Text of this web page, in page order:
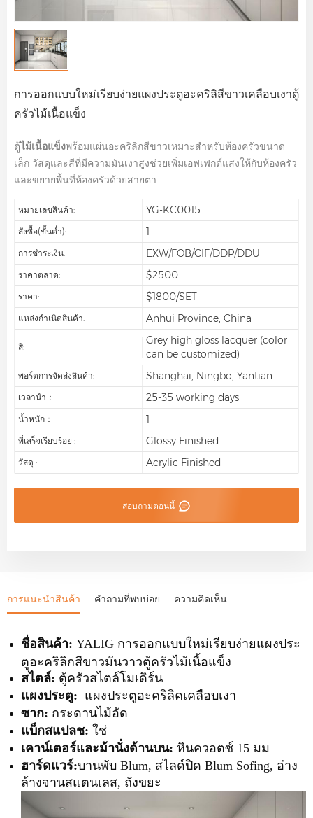
การออกแบบใหม่เรียบง่ายแผงประตูอะคริลิสีขาวเคลือบเงาตู้
ครัวไม้เนื้อแข็ง
ตู้ไม้เนื้อแข็งพร้อมแผ่นอะคริลิกสีขาวเหมาะสำหรับห้องครัวขนาด
เล็ก วัสดุและสีที่มีความมันเงาสูงช่วยเพิ่มเอฟเฟกต์แสงให้กับห้องครัว
และขยายพื้นที่ห้องครัวด้วยสายตา
หมายเลขสินค้า: YG-KC0015
สั่งซื้อ(ขั้นต่ำ): 1
การชำระเงิน: EXW/FOB/CIF/DDP/DDU
ราคาตลาด: $2500
ราคา: $1800/SET
แหล่งกำเนิดสินค้า: Anhui Province, China
สี:
Grey high gloss lacquer (color
can be customized)
พอร์ตการจัดส่งสินค้า: Shanghai, Ningbo, Yantian....
เวลานำ： 25-35 working days
น้ำหนัก： 1
ที่เสร็จเรียบร้อย : Glossy Finished
วัสดุ : Acrylic Finished
สอบถามตอนนี้
การแนะนำสินค้า คำถามที่พบบ่อย ความคิดเห็น
ชื่อสินค้า: YALIG การออกแบบใหม่เรียบง่ายแผงประ
ตูอะคริลิกสีขาวมันวาวตู้ครัวไม้เนื้อแข็ง
สไตล์: ตู้ครัวสไตล์โมเดิร์น
แผงประตู: แผงประตูอะคริลิคเคลือบเงา
ซาก: กระดานไม้อัด
แบ็กสแปลช: ใช่
เคาน์เตอร์และม้านั่งด้านบน: หินควอตซ์ 15 มม
ฮาร์ดแวร์:บานพับ Blum, สไลด์ปิด Blum Sofing, อ่าง
ล้างจานสแตนเลส, ถังขยะ